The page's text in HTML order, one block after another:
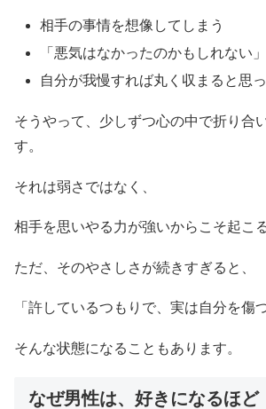
相手の事情を想像してしまう
「悪気はなかったのかもしれない
自分が我慢すれば丸く収まると思
そうやって、少しずつ心の中で折り合
す。
それは弱さではなく、
相手を思いやる力が強いからこそ起こ
ただ、そのやさしさが続きすぎると、
「許しているつもりで、実は自分を傷
そんな状態になることもあります。
なぜ男性は、好きになるほど